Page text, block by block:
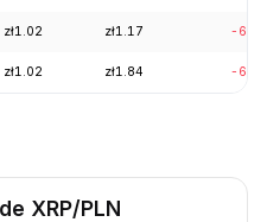
zł1.02 zł1.17 -
zł1.02 zł1.84 -
XRP/PLN